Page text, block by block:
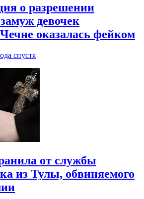
о разрешении
девочек
оказалась фейком
спустя
от службы
из Тулы, обвиняемого